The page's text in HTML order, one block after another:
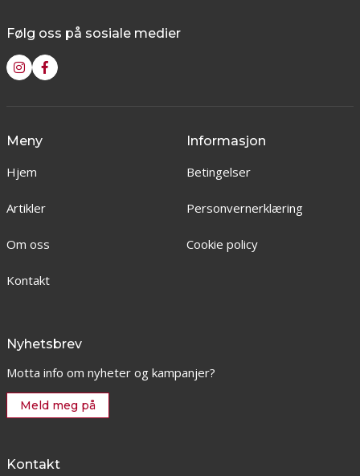
Følg oss på sosiale medier
Meny
Hjem
Artikler
Om oss
Kontakt
Informasjon
Betingelser
Personvernerklæring
Cookie policy
Nyhetsbrev
Motta info om nyheter og kampanjer?
Meld meg på
Kontakt